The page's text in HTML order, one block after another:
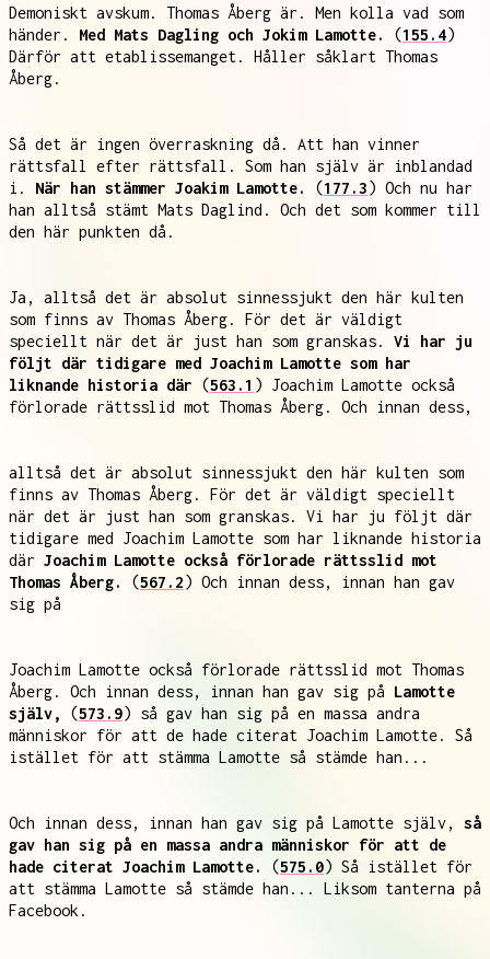
Demoniskt avskum. Thomas Åberg är. Men kolla vad som
händer. Med Mats Dagling och Jokim Lamotte. (155.4)
Därför att etablissemanget. Håller såklart Thomas
Åberg.
Så det är ingen överraskning då. Att han vinner
rättsfall efter rättsfall. Som han själv är inblandad
i. När han stämmer Joakim Lamotte. (177.3) Och nu har
han alltså stämt Mats Daglind. Och det som kommer till
den här punkten då.
Ja, alltså det är absolut sinnessjukt den här kulten
som finns av Thomas Åberg. För det är väldigt
speciellt när det är just han som granskas. Vi har ju
följt där tidigare med Joachim Lamotte som har
liknande historia där (563.1 ) Joachim Lamotte också
förlorade rättsslid mot Thomas Åberg. Och innan dess,
alltså det är absolut sinnessjukt den här kulten som
finns av Thomas Åberg. För det är väldigt speciellt
när det är just han som granskas. Vi har ju följt där
tidigare med Joachim Lamotte som har liknande historia
där Joachim Lamotte också förlorade rättsslid mot
Thomas Åberg.
(567.2) Och innan dess, innan han gav
sig på
Joachim Lamotte också förlorade rättsslid mot Thomas
Åberg. Och innan dess, innan han gav sig på Lamotte
själv,
(573.9) så gav han sig på en massa andra
människor för att de hade citerat Joachim Lamotte. Så
istället för att stämma Lamotte så stämde han...
Och innan dess, innan han gav sig på Lamotte själv, så
gav han sig på en massa andra människor för att de
hade citerat Joachim Lamotte.
(575.0) Så istället för
att stämma Lamotte så stämde han... Liksom tanterna på
Facebook.